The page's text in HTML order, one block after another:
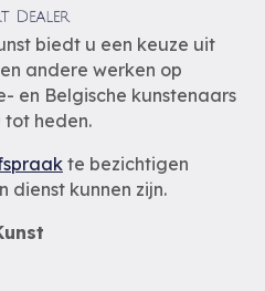
biedt u een keuze uit
andere werken op
en Belgische kunstenaars
tot heden.
te bezichtigen
dienst kunnen zijn.